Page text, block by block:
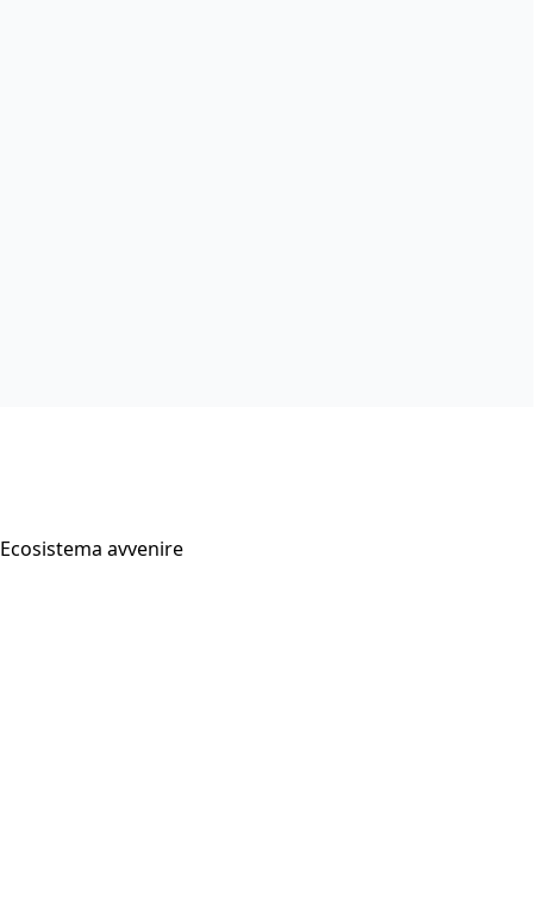
Ecosistema avvenire